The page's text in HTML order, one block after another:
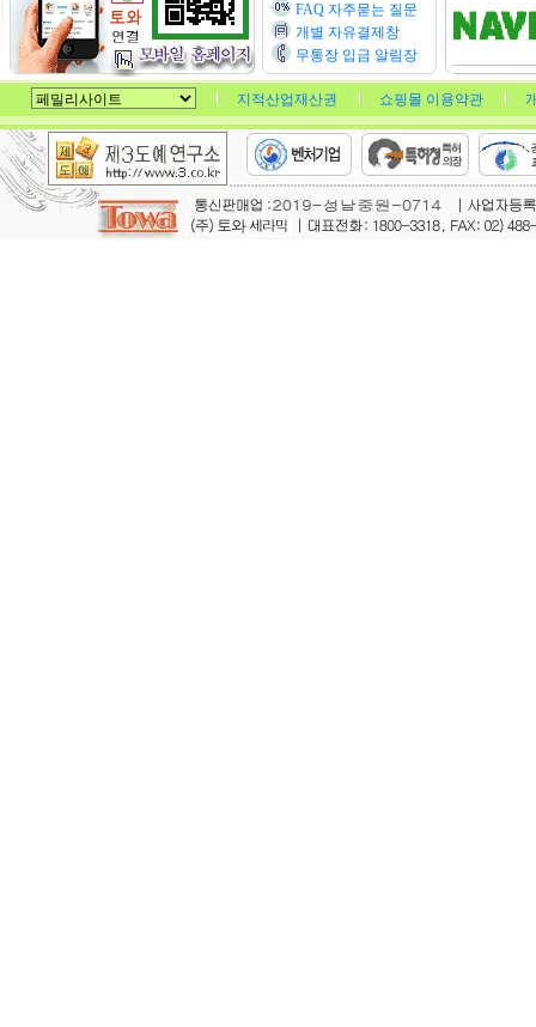
FAQ 자주묻는 질문
개별 자유결제창
무통장 입금 알림장
지적산업재산권 쇼핑몰 이용약관